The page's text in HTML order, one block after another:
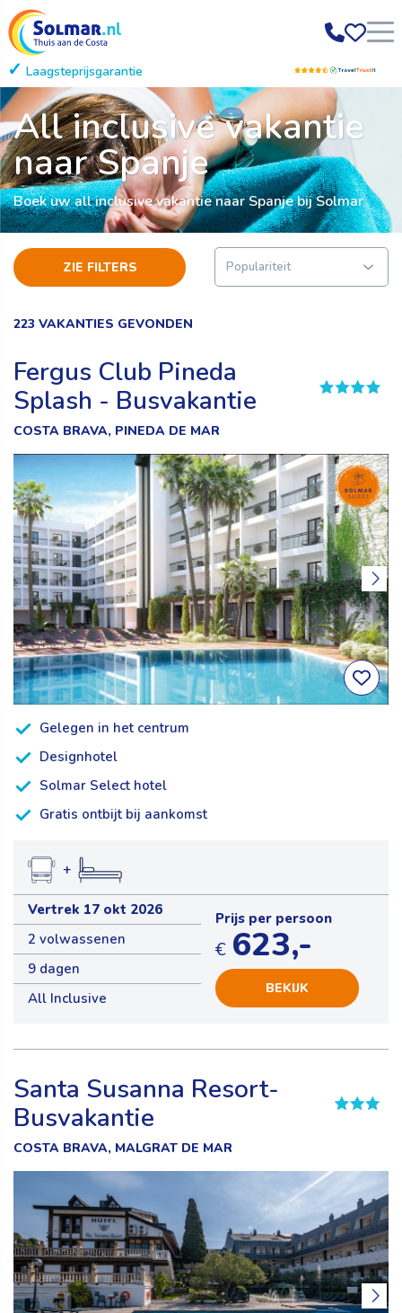
Laagsteprijsgarantie Gratis annuleren
All inclusive vakantie
naar Spanje
Boek uw all inclusive vakantie naar Spanje bij Solmar
ZIE FILTERS
223 VAKANTIES GEVONDEN
Fergus Club Pineda
Splash - Busvakantie
COSTA BRAVA, PINEDA DE MAR
Gelegen in het centrum
Designhotel
Solmar Select hotel
Gratis ontbijt bij aankomst
+
Vertrek 17 okt 2026
2 volwassenen
9 dagen
All Inclusive
Prijs per persoon
€ 623,-
BEKIJK
Santa Susanna Resort-
Busvakantie
COSTA BRAVA, MALGRAT DE MAR